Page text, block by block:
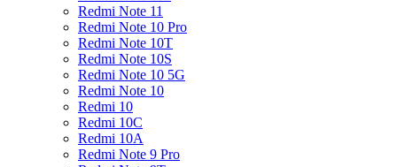
Redmi Note 11
Redmi Note 10 Pro
Redmi Note 10T
Redmi Note 10S
Redmi Note 10 5G
Redmi Note 10
Redmi 10
Redmi 10C
Redmi 10A
Redmi Note 9 Pro